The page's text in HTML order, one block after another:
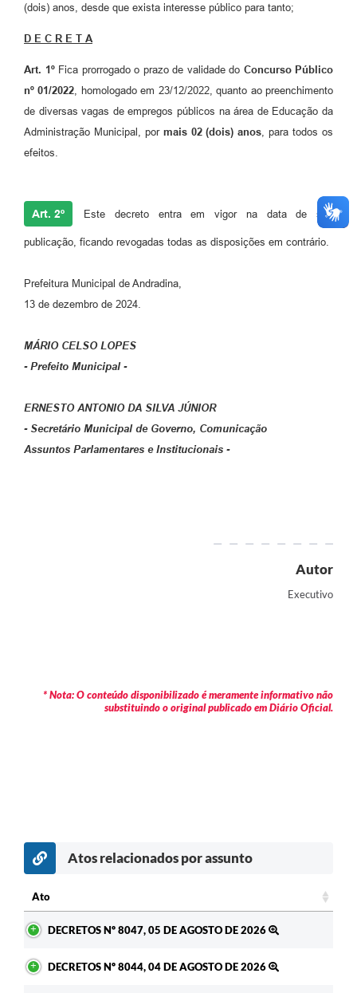
(dois) anos, desde que exista interesse público para tanto;
D E C R E T A
Art. 1ºFica prorrogado o prazo de validade do Concurso Público
nº 01/2022 , homologado em 23/12/2022, quanto ao preenchimento
de diversas vagas de empregos públicos na área de Educação da
Administração Municipal, por mais 02 (dois) anos , para todos os
efeitos.
Art. 2º Este decreto entra em vigor na data de sua
publicação, ficando revogadas todas as disposições em contrário.
Prefeitura Municipal de Andradina,
13 de dezembro de 2024.
MÁRIO CELSO LOPES
- Prefeito Municipal -
ERNESTO ANTONIO DA SILVA JÚNIOR
- Secretário Municipal de Governo, Comunicação
Assuntos Parlamentares e Institucionais -
Autor
Executivo
* Nota: O conteúdo disponibilizado é meramente informativo não
substituindo o original publicado em Diário Oficial.
Atos relacionados por assunto
Ato
DECRETOS Nº 8047, 05 DE AGOSTO DE 2026
DECRETOS Nº 8044, 04 DE AGOSTO DE 2026